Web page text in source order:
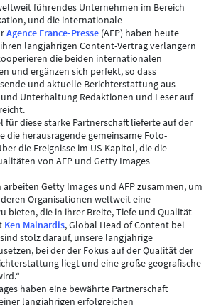
führendes Unternehmen im Bereich
und die internationale
Agence France-Presse (AFP) haben heute
langjährigen Content-Vertrag verlängern
die beiden internationalen
und ergänzen sich perfekt, so dass
und aktuelle Berichterstattung aus
Unterhaltung Redaktionen und Leser auf
für diese starke Partnerschaft lieferte auf der
die herausragende gemeinsame Foto-
die Ereignisse im US-Kapitol, die die
von AFP und Getty Images
arbeiten Getty Images und AFP zusammen, um
Organisationen weltweit eine
bieten, die in ihrer Breite, Tiefe und Qualität
Ken Mainardis, Global Head of Content bei
stolz darauf, unsere langjährige
bei der der Fokus auf der Qualität der
liegt und eine große geografische
haben eine bewährte Partnerschaft
langjährigen erfolgreichen